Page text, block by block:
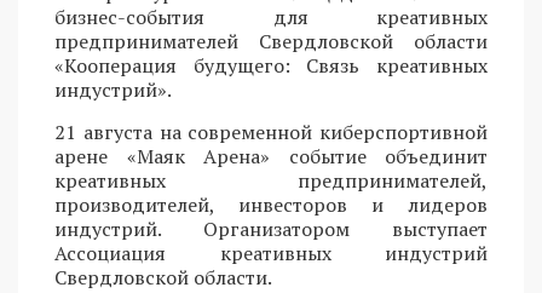
бизнес-события для креативных
предпринимателей Свердловской области
«Кооперация будущего: Связь креативных
индустрий».
21 августа на современной киберспортивной
арене «Маяк Арена» событие объединит
креативных предпринимателей,
производителей, инвесторов и лидеров
индустрий. Организатором выступает
Ассоциация креативных индустрий
Свердловской области.